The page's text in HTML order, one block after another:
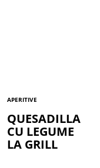
APERITIVE
QUESADILLA
CU LEGUME
LA GRILL